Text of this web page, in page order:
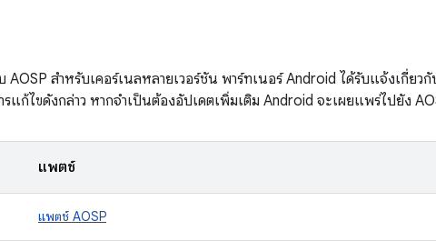
สำหรับเคอร์เนลหลายเวอร์ชัน พาร์ทเนอร์ Android ได้รับแจ้งเกี่ยวกั
แก้ไขดังกล่าว หากจำเป็นต้องอัปเดตเพิ่มเติม Android จะเผยแพร่ไปยัง
แพตช์
แพตช์ AOSP